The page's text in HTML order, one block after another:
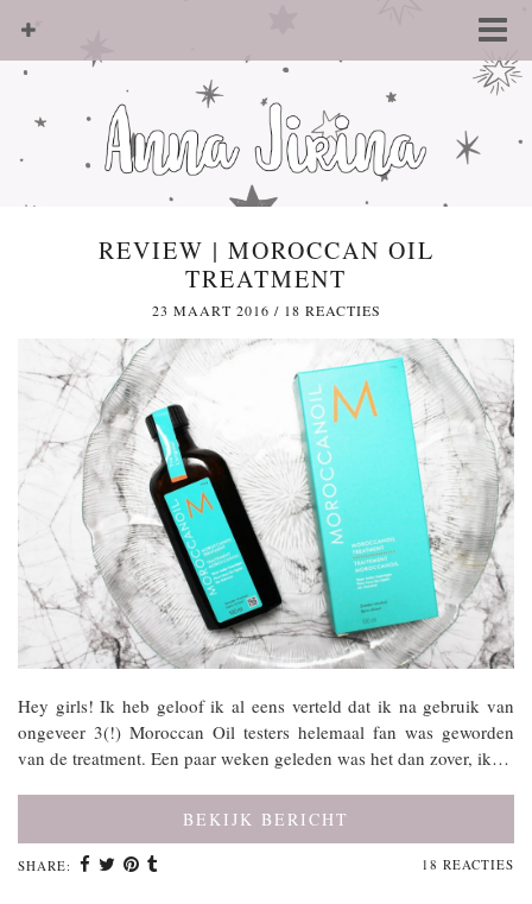
REVIEW | MOROCCAN OIL
TREATMENT
23 MAART 2016 / 18 REACTIES
Hey girls! Ik heb geloof ik al eens verteld dat ik na gebruik van
ongeveer 3(!) Moroccan Oil testers helemaal fan was geworden
van de treatment. Een paar weken geleden was het dan zover, ik…
BEKIJK BERICHT
SHARE: 18 REACTIES